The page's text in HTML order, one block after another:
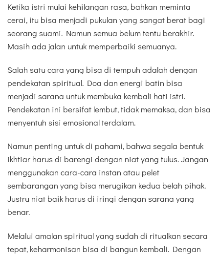
Ketika istri mulai kehilangan rasa, bahkan meminta
cerai, itu bisa menjadi pukulan yang sangat berat bagi
seorang suami. Namun semua belum tentu berakhir.
Masih ada jalan untuk memperbaiki semuanya.
Salah satu cara yang bisa di tempuh adalah dengan
pendekatan spiritual. Doa dan energi batin bisa
menjadi sarana untuk membuka kembali hati istri.
Pendekatan ini bersifat lembut, tidak memaksa, dan bisa
menyentuh sisi emosional terdalam.
Namun penting untuk di pahami, bahwa segala bentuk
ikhtiar harus di barengi dengan niat yang tulus. Jangan
menggunakan cara-cara instan atau pelet
sembarangan yang bisa merugikan kedua belah pihak.
Justru niat baik harus di iringi dengan sarana yang
benar.
Melalui amalan spiritual yang sudah di ritualkan secara
tepat, keharmonisan bisa di bangun kembali. Dengan